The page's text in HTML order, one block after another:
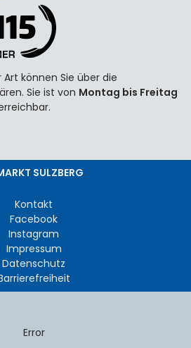
können Sie über die
Sie ist von Montag bis Freitag
SULZBERG
Kontakt
Facebook
Instagram
Impressum
Datenschutz
Error